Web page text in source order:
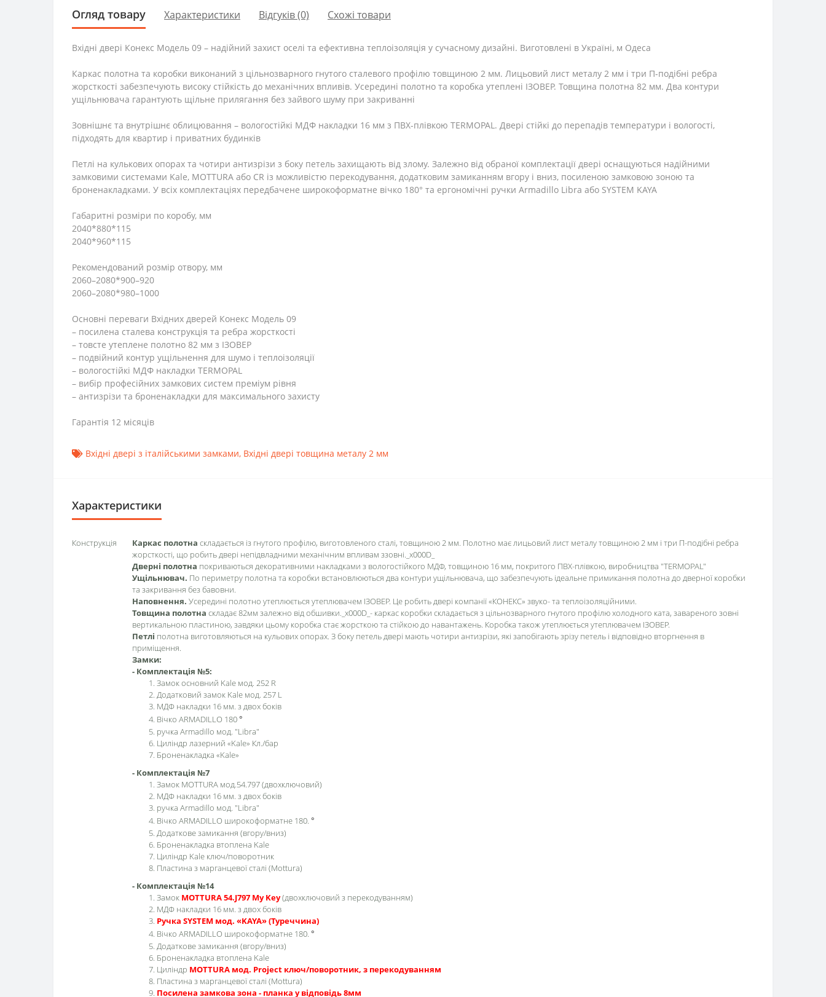
Огляд товару Характеристики Відгуків (0) Схожі товари
Вхідні двері Конекс Модель 09 – надійний захист оселі та ефективна теплоізоляція у сучасному дизайні. Виготовлені в Україні, м Одеса
Каркас полотна та коробки виконаний з цільнозварного гнутого сталевого профілю товщиною 2 мм. Лицьовий лист металу 2 мм і три П-подібні ребра
жорсткості забезпечують високу стійкість до механічних впливів. Усередині полотно та коробка утеплені ІЗОВЕР. Товщина полотна 82 мм. Два контури
ущільнювача гарантують щільне прилягання без зайвого шуму при закриванні
Зовнішнє та внутрішнє облицювання – вологостійкі МДФ накладки 16 мм з ПВХ-плівкою TERMOPAL. Двері стійкі до перепадів температури і вологості,
підходять для квартир і приватних будинків
Петлі на кулькових опорах та чотири антизрізи з боку петель захищають від злому. Залежно від обраної комплектації двері оснащуються надійними
замковими системами Kale, MOTTURA або CR із можливістю перекодування, додатковим замиканням вгору і вниз, посиленою замковою зоною та
броненакладками. У всіх комплектаціях передбачене широкоформатне вічко 180° та ергономічні ручки Armadillo Libra або SYSTEM KAYA
Габаритні розміри по коробу, мм
2040*880*115
2040*960*115
Рекомендований розмір отвору, мм
2060–2080*900–920
2060–2080*980–1000
Основні переваги Вхідних дверей Конекс Модель 09
– посилена сталева конструкція та ребра жорсткості
– товсте утеплене полотно 82 мм з ІЗОВЕР
– подвійний контур ущільнення для шумо і теплоізоляції
– вологостійкі МДФ накладки TERMOPAL
– вибір професійних замкових систем преміум рівня
– антизрізи та броненакладки для максимального захисту
Гарантія 12 місяців
Вхідні двері з італійськими замками, Вхідні двері товщина металу 2 мм
Характеристики
Конструкція Каркас полотна складається із гнутого профілю, виготовленого сталі, товщиною 2 мм. Полотно має лицьовий лист металу товщиною 2 мм і три П-подібні ребра
жорсткості, що робить двері непідвладними механічним впливам ззовні._x000D_
Дверні полотна покриваються декоративними накладками з вологостійкого МДФ, товщиною 16 мм, покритого ПВХ-плівкою, виробництва "TERMOPAL"
Ущільнювач. По периметру полотна та коробки встановлюються два контури ущільнювача, що забезпечують ідеальне примикання полотна до дверної коробки
та закривання без бавовни.
Наповнення. Усередині полотно утеплюється утеплювачем ІЗОВЕР. Це робить двері компанії «КОНЕКС» звуко- та теплоізоляційними.
Товщина полотна складає 82мм залежно від обшивки._x000D_- каркас коробки складається з цільнозварного гнутого профілю холодного ката, завареного зовні
вертикальною пластиною, завдяки цьому коробка стає жорсткою та стійкою до навантажень. Коробка також утеплюється утеплювачем ІЗОВЕР.
Петлі полотна виготовляються на кульових опорах. З боку петель двері мають чотири антизрізи, які запобігають зрізу петель і відповідно вторгнення в
приміщення.
Замки:
- Комплектація №5:
Замок основний Kale мод. 252 R
Додатковий замок Kale мод. 257 L
МДФ накладки 16 мм. з двох боків
Вічко ARMADILLO 180 °
ручка Armadillo мод. "Libra"
Циліндр лазерний «Kale» Кл./бар
Броненакладка «Kale»
- Комплектація №7
Замок MOTTURA мод.54.797 (двохключовий)
МДФ накладки 16 мм. з двох боків
ручка Armadillo мод. "Libra"
Вічко ARMADILLO широкоформатне 180. °
Додаткове замикання (вгору/вниз)
Броненакладка втоплена Kale
Циліндр Kale ключ/поворотник
Пластина з марганцевої сталі (Mottura)
- Комплектація №14
Замок MOTTURA 54.J797 My Key(двохключовий з перекодуванням)
МДФ накладки 16 мм. з двох боків
Ручка SYSTEM мод. «KAYA» (Туреччина)
Вічко ARMADILLO широкоформатне 180. °
Додаткове замикання (вгору/вниз)
Броненакладка втоплена Kale
Циліндр MOTTURA мод. Project ключ/поворотник, з перекодуванням
Пластина з марганцевої сталі (Mottura)
Посилена замкова зона - планка у відповідь 8мм